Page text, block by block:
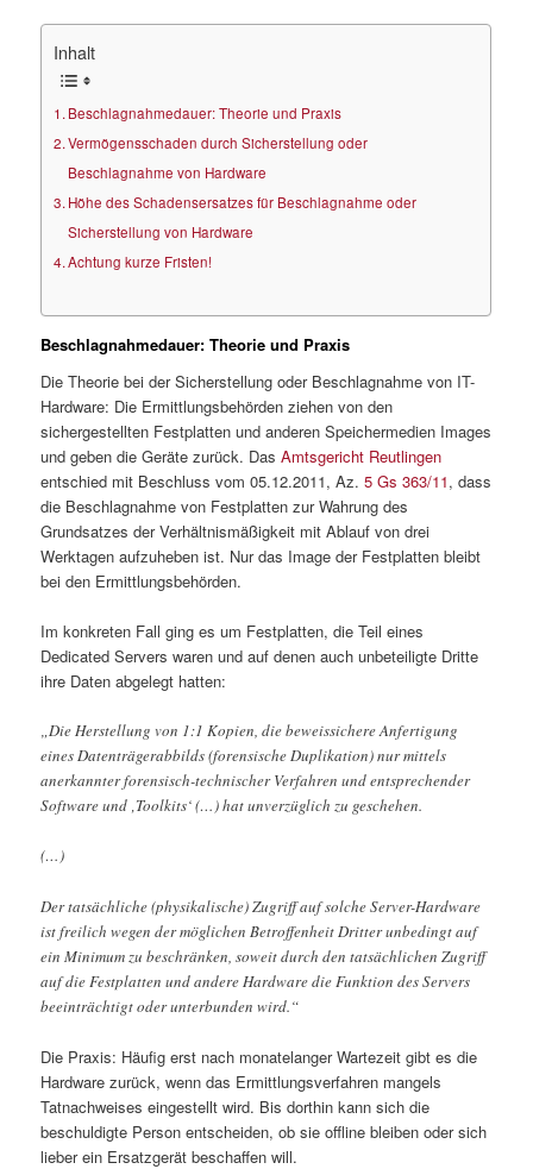
Inhalt
Beschlagnahmedauer: Theorie und Praxis
Vermögensschaden durch Sicherstellung oder
Beschlagnahme von Hardware
Höhe des Schadensersatzes für Beschlagnahme oder
Sicherstellung von Hardware
Achtung kurze Fristen!
Beschlagnahmedauer: Theorie und Praxis
Die Theorie bei der Sicherstellung oder Beschlagnahme von IT-
Hardware: Die Ermittlungsbehörden ziehen von den
sichergestellten Festplatten und anderen Speichermedien Images
und geben die Geräte zurück. DasAmtsgericht Reutlingen
entschied mit Beschluss vom 05.12.2011, Az.5 Gs 363/11, dass
die Beschlagnahme von Festplatten zur Wahrung des
Grundsatzes der Verhältnismäßigkeit mit Ablauf von drei
Werktagen aufzuheben ist. Nur das Image der Festplatten bleibt
bei den Ermittlungsbehörden.
Im konkreten Fall ging es um Festplatten, die Teil eines
Dedicated Servers waren und auf denen auch unbeteiligte Dritte
ihre Daten abgelegt hatten:
„Die Herstellung von 1:1 Kopien, die beweissichere Anfertigung
eines Datenträgerabbilds (forensische Duplikation) nur mittels
anerkannter forensisch-technischer Verfahren und entsprechender
Software und ‚Toolkits‘ (…) hat unverzüglich zu geschehen.
(…)
Der tatsächliche (physikalische) Zugriff auf solche Server-Hardware
ist freilich wegen der möglichen Betroffenheit Dritter unbedingt auf
ein Minimum zu beschränken, soweit durch den tatsächlichen Zugriff
auf die Festplatten und andere Hardware die Funktion des Servers
beeinträchtigt oder unterbunden wird.“
Die Praxis: Häufig erst nach monatelanger Wartezeit gibt es die
Hardware zurück, wenn das Ermittlungsverfahren mangels
Tatnachweises eingestellt wird. Bis dorthin kann sich die
beschuldigte Person entscheiden, ob sie offline bleiben oder sich
lieber ein Ersatzgerät beschaffen will.